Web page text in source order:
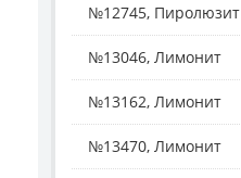
№12745, Пиролюзит
№13046, Лимонит
№13162, Лимонит
№13470, Лимонит